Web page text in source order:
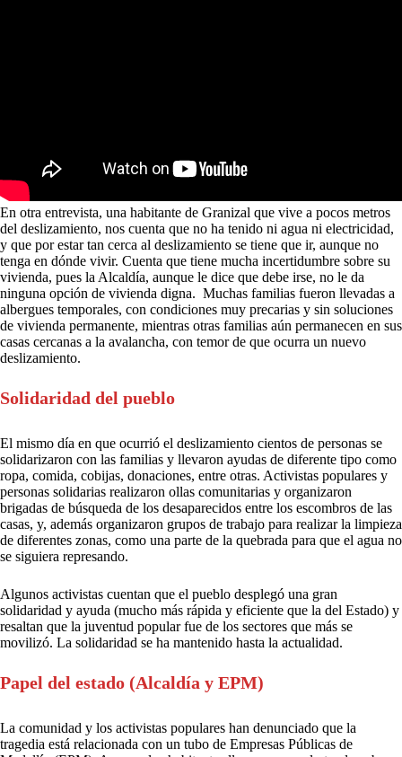
En otra entrevista, una habitante de Granizal que vive a pocos metros
del deslizamiento, nos cuenta que no ha tenido ni agua ni electricidad,
y que por estar tan cerca al deslizamiento se tiene que ir, aunque no
tenga en dónde vivir. Cuenta que tiene mucha incertidumbre sobre su
vivienda, pues la Alcaldía, aunque le dice que debe irse, no le da
ninguna opción de vivienda digna. Muchas familias fueron llevadas a
albergues temporales, con condiciones muy precarias y sin soluciones
de vivienda permanente, mientras otras familias aún permanecen en sus
casas cercanas a la avalancha, con temor de que ocurra un nuevo
deslizamiento.
Solidaridad del pueblo
El mismo día en que ocurrió el deslizamiento cientos de personas se
solidarizaron con las familias y llevaron ayudas de diferente tipo como
ropa, comida, cobijas, donaciones, entre otras. Activistas populares y
personas solidarias realizaron ollas comunitarias y organizaron
brigadas de búsqueda de los desaparecidos entre los escombros de las
casas, y, además organizaron grupos de trabajo para realizar la limpieza
de diferentes zonas, como una parte de la quebrada para que el agua no
se siguiera represando.
Algunos activistas cuentan que el pueblo desplegó una gran
solidaridad y ayuda (mucho más rápida y eficiente que la del Estado) y
resaltan que la juventud popular fue de los sectores que más se
movilizó. La solidaridad se ha mantenido hasta la actualidad.
Papel del estado (Alcaldía y EPM)
La comunidad y los activistas populares han denunciado que la
tragedia está relacionada con un tubo de Empresas Públicas de